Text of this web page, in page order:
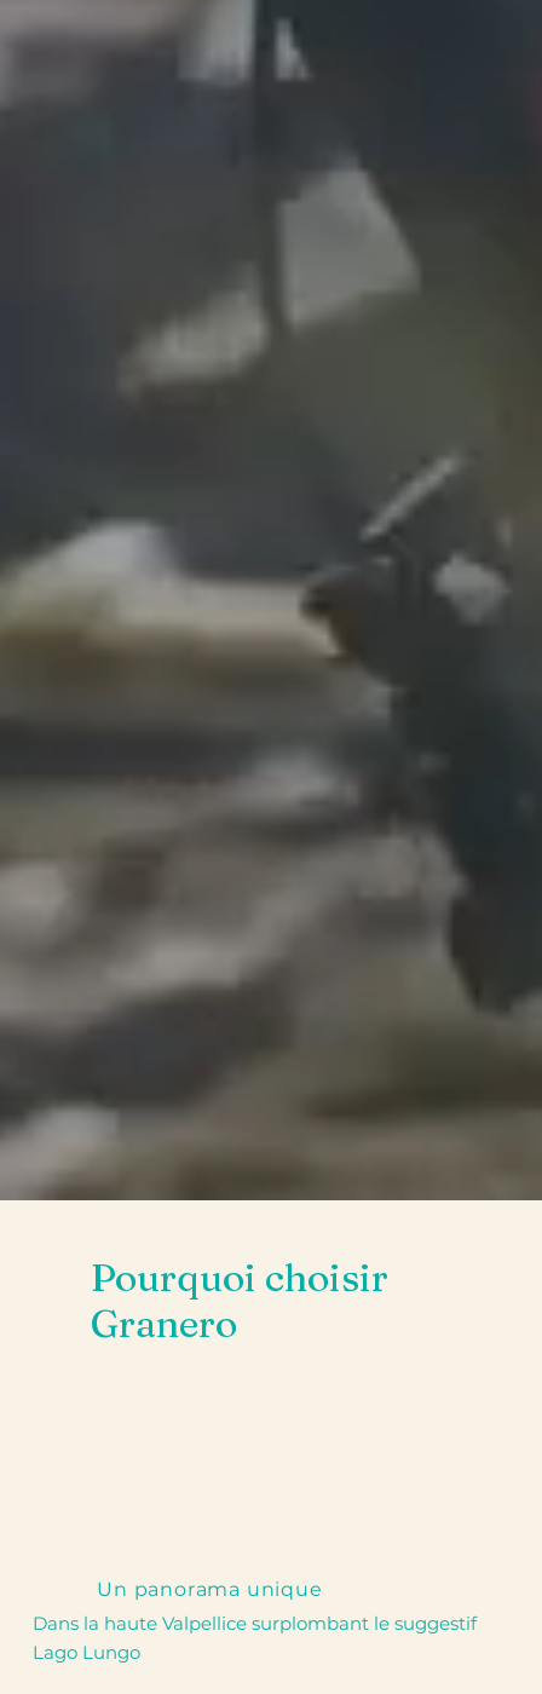
Pourquoi choisir
Granero
Un panorama unique
Dans la haute Valpellice surplombant le suggestif
Lago Lungo